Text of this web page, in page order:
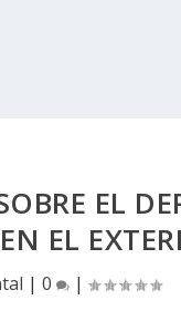
EL
EL
|0 |